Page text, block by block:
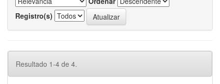
Registro(s)
Resultado 1-4 de 4.